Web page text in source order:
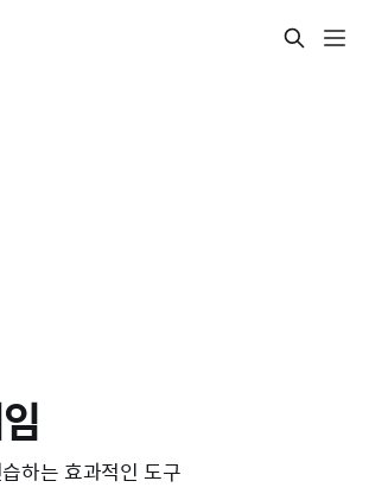
하는 효과적인 도구